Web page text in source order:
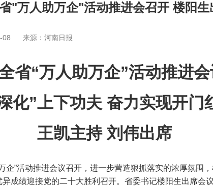
"万人助万企"活动推进会召开 楼阳生
08 来源：河南日报
省“万人助万企”活动推进会
化”上下功夫 奋力实现开门
王凯主持 刘伟出席
”活动推进会议召开，进一步营造狠抓落实的浓厚氛围
成绩迎接党的二十大胜利召开。省委书记楼阳生出席会